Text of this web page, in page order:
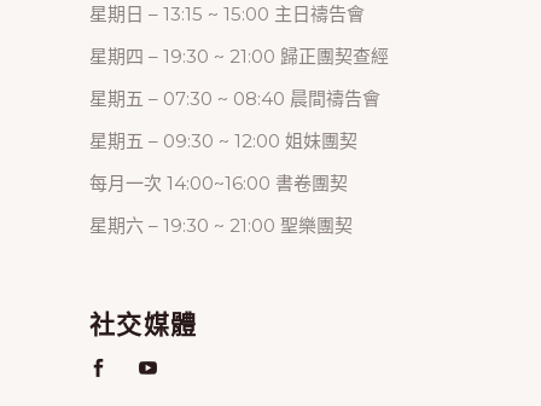
星期日 – 13:15 ~ 15:00 主日禱告會
星期四 – 19:30 ~ 21:00 歸正團契查經
星期五 – 07:30 ~ 08:40 晨間禱告會
星期五 – 09:30 ~ 12:00 姐妹團契
每月一次 14:00~16:00 書卷團契
星期六 – 19:30 ~ 21:00 聖樂團契
社交媒體